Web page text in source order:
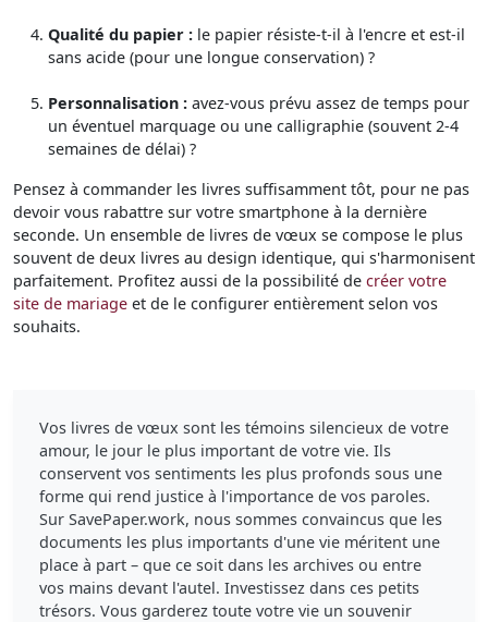
Qualité du papier : le papier résiste-t-il à l'encre et est-il
sans acide (pour une longue conservation) ?
Personnalisation : avez-vous prévu assez de temps pour
un éventuel marquage ou une calligraphie (souvent 2-4
semaines de délai) ?
Pensez à commander les livres suffisamment tôt, pour ne pas
devoir vous rabattre sur votre smartphone à la dernière
seconde. Un ensemble de livres de vœux se compose le plus
souvent de deux livres au design identique, qui s'harmonisent
parfaitement. Profitez aussi de la possibilité de créer votre
site de mariage et de le configurer entièrement selon vos
souhaits.
Vos livres de vœux sont les témoins silencieux de votre
amour, le jour le plus important de votre vie. Ils
conservent vos sentiments les plus profonds sous une
forme qui rend justice à l'importance de vos paroles.
Sur SavePaper.work, nous sommes convaincus que les
documents les plus importants d'une vie méritent une
place à part – que ce soit dans les archives ou entre
vos mains devant l'autel. Investissez dans ces petits
trésors. Vous garderez toute votre vie un souvenir